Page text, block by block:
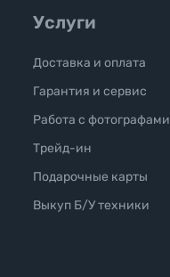
Услуги
Доставка и оплата
Гарантия и сервис
Работа с фотографами
Трейд-ин
Подарочные карты
Выкуп Б/У техники